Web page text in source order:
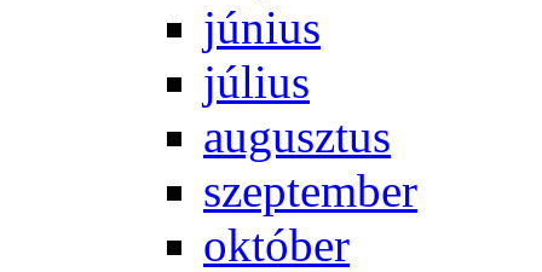
jú­ni­us
jú­li­us
au­gusz­tus
szep­tem­ber
ok­tó­ber